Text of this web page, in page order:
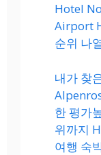
Hotel
Airport
순위 나
내가 찾
한 평가
위까지
여행 숙